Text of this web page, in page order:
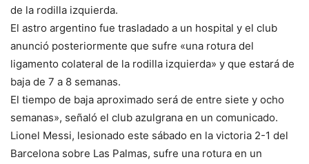
de la rodilla izquierda.
El astro argentino fue trasladado a un hospital y el club
anunció posteriormente que sufre «una rotura del
ligamento colateral de la rodilla izquierda» y que estará de
baja de 7 a 8 semanas.
El tiempo de baja aproximado será de entre siete y ocho
semanas», señaló el club azulgrana en un comunicado.
Lionel Messi, lesionado este sábado en la victoria 2-1 del
Barcelona sobre Las Palmas, sufre una rotura en un